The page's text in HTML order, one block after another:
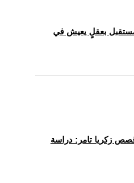
بعقلٍ يعيش في
زكريا تامر: دراسة